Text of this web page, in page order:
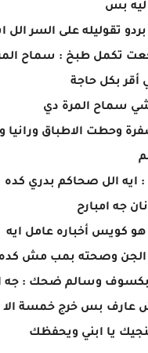
بس
تقوليله على السر الل
تكمل طبخ : سماح
بكل حاجة
سماح المرة دي
وحطت الاطباق
ايه الل صحاكم بدري كده
جه امبارح
هو كويس أخباره عامل ايه
وصحته بمب مش
وسالم ضحك : جه
عارف بس خرج خمسة الا
يا ابني ويحفظك